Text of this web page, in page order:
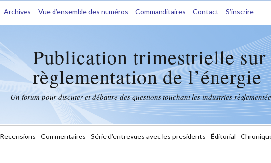
Archives Vue d’ensemble des numéros Commanditaires Contact S’inscrire
Publication trimestrielle sur
règlementation de l’énergie
Un forum pour discuter et débattre des questions touchant les industries
Recensions Commentaires Série d’entrevues avec les presidents Éditorial